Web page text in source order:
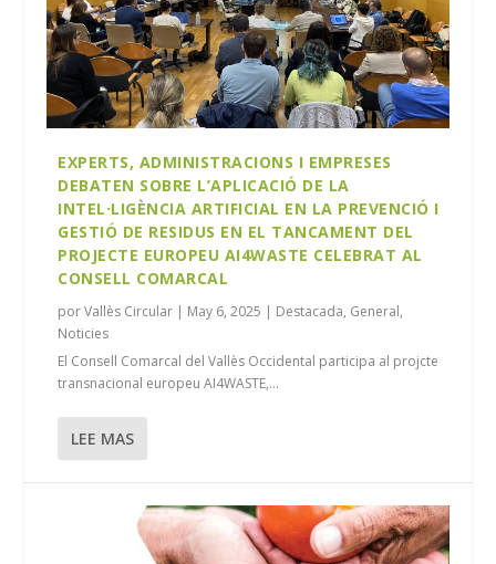
EXPERTS, ADMINISTRACIONS I EMPRESES
DEBATEN SOBRE L’APLICACIÓ DE LA
INTEL·LIGÈNCIA ARTIFICIAL EN LA PREVENCIÓ I
GESTIÓ DE RESIDUS EN EL TANCAMENT DEL
PROJECTE EUROPEU AI4WASTE CELEBRAT AL
CONSELL COMARCAL
porVallès Circular | May 6, 2025 | Destacada, General,
Noticies
El Consell Comarcal del Vallès Occidental participa al projcte
transnacional europeu AI4WASTE,...
LEE MAS